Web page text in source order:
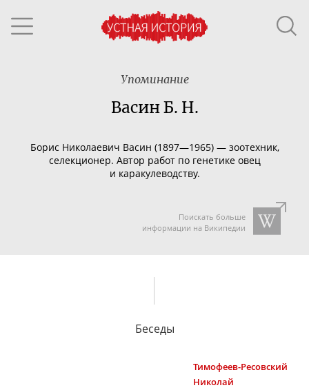
Упоминание
Васин Б. Н.
Борис Николаевич Васин (1897—1965) — зоотехник,
селекционер. Автор работ по генетике овец
и каракулеводству.
Поискать больше
информации на Википедии
Беседы
Тимофеев-Ресовский
Николай